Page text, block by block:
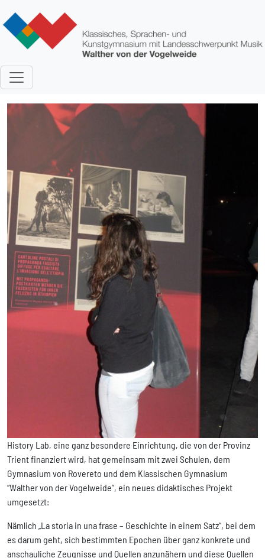
Bild
History Lab, eine ganz besondere Einrichtung, die von der Provinz
Trient finanziert wird, hat gemeinsam mit zwei Schulen, dem
Gymnasium von Rovereto und dem Klassischen Gymnasium
“Walther von der Vogelweide”, ein neues didaktisches Projekt
umgesetzt:
Nämlich „La storia in una frase – Geschichte in einem Satz“, bei dem
es darum geht, sich bestimmten Epochen über ganz konkrete und
anschauliche Zeugnisse und Quellen anzunähern und diese Quellen